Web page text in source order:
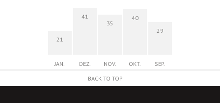
21
JAN.
41
DEZ.
35
NOV.
40
OKT.
29
SEP.
BACK TO TOP